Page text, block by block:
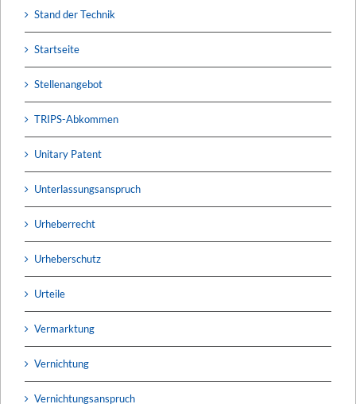
Stand der Technik
Startseite
Stellenangebot
TRIPS-Abkommen
Unitary Patent
Unterlassungsanspruch
Urheberrecht
Urheberschutz
Urteile
Vermarktung
Vernichtung
Vernichtungsanspruch